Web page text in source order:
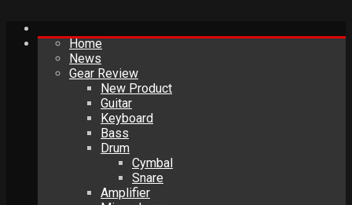
Home
News
Gear Review
New Product
Guitar
Keyboard
Bass
Drum
Cymbal
Snare
Amplifier